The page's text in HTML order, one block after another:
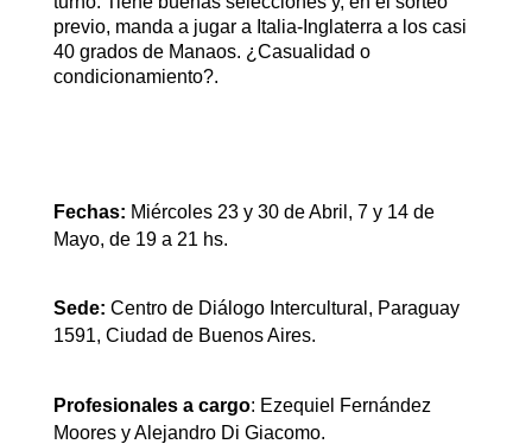
previo, manda a jugar a Italia-Inglaterra a los casi
40 grados de Manaos. ¿Casualidad o
condicionamiento?.
Fechas: Miércoles 23 y 30 de Abril, 7 y 14 de
Mayo, de 19 a 21 hs.
Sede: Centro de Diálogo Intercultural, Paraguay
1591, Ciudad de Buenos Aires.
Profesionales a cargo: Ezequiel Fernández
Moores y Alejandro Di Giacomo.